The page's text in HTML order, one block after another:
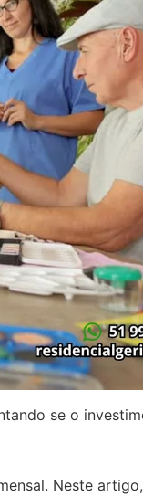
se o
Neste